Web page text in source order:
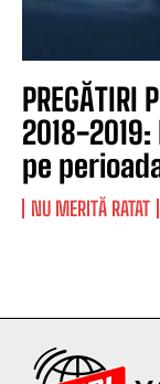
PREGĂTIRI
2018-
pe
NU MERITĂ RATAT